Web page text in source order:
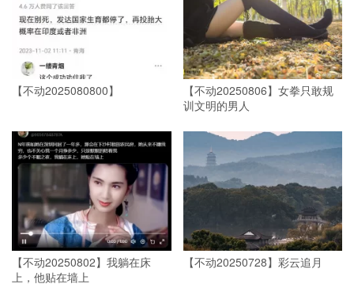
【不动2025080800】
【不动20250806】女拳只敢规
训文明的男人
【不动20250802】我躺在床
上，他贴在墙上
【不动20250728】彩云追月